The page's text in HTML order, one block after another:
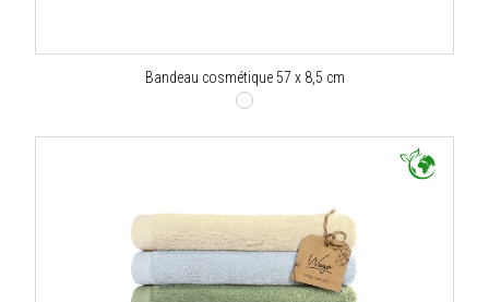
Bandeau cosmétique 57 x 8,5 cm